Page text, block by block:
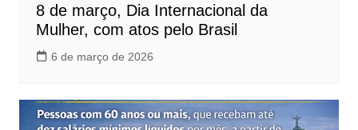
8 de março, Dia Internacional da
Mulher, com atos pelo Brasil
6 de março de 2026